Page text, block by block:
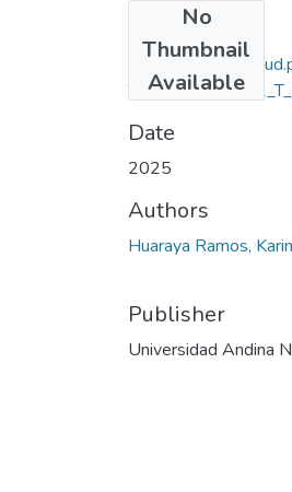
No
Thumbnail
Available
Grado de
Date
2025
Authors
Huaraya Ramos,
Publisher
Universidad Andina